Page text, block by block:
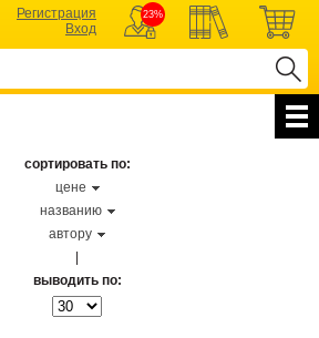
Регистрация
Вход
23%
сортировать по:
цене
названию
автору
выводить по: